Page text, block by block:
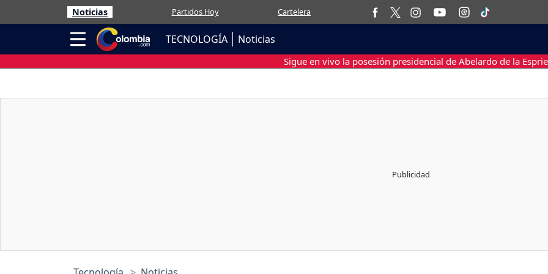
Noticias Partidos Hoy Cartelera
TECNOLOGÍA Noticias
Sigue en vivo la posesión presidencial de Abelardo de la